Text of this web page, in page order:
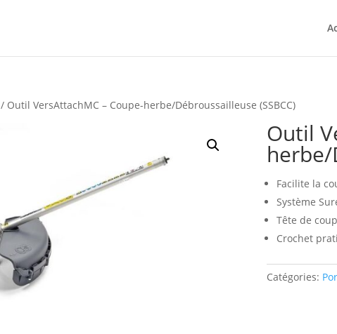
/ Outil VersAttachMC – Coupe-herbe/Débroussailleuse (SSBCC)
Outil
herbe/
Facilite la
Système
Tête de
Crochet
Catégories: